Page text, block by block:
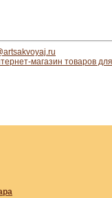
магазин товаров